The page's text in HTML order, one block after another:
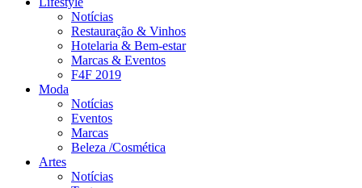
Notícias
Restauração & Vinhos
Hotelaria & Bem-estar
Marcas & Eventos
F4F 2019
Moda
Notícias
Eventos
Marcas
Beleza /Cosmética
Artes
Notícias